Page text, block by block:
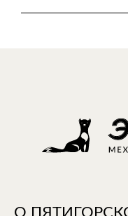
О